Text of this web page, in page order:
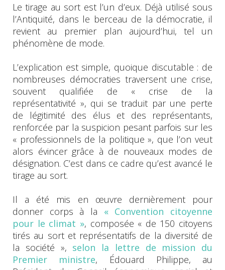
Le tirage au sort est l’un d’eux. Déjà utilisé sous
l’Antiquité, dans le berceau de la démocratie, il
revient au premier plan aujourd’hui, tel un
phénomène de mode.
L’explication est simple, quoique discutable : de
nombreuses démocraties traversent une crise,
souvent qualifiée de « crise de la
représentativité », qui se traduit par une perte
de légitimité des élus et des représentants,
renforcée par la suspicion pesant parfois sur les
« professionnels de la politique », que l’on veut
alors évincer grâce à de nouveaux modes de
désignation. C’est dans ce cadre qu’est avancé le
tirage au sort.
Il a été mis en œuvre dernièrement pour
donner corps à la « Convention citoyenne
pour le climat », composée « de 150 citoyens
tirés au sort et représentatifs de la diversité de
la société », selon la lettre de mission du
Premier ministre, Édouard Philippe, au